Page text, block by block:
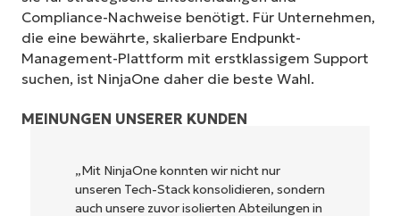
Compliance-Nachweise benötigt. Für Unternehmen,
die eine bewährte, skalierbare Endpunkt-
Management-Plattform mit erstklassigem Support
suchen, ist NinjaOne daher die beste Wahl.
MEINUNGEN UNSERER KUNDEN
konnten wir nicht nur
konsolidieren, sondern
isolierten Abteilungen in
„NinjaOne ermöglicht
Unternehmen sowie
Betreibern, mit denen